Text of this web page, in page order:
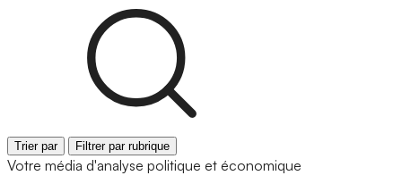
Trier par Filtrer par rubrique
Votre média d'analyse politique et économique